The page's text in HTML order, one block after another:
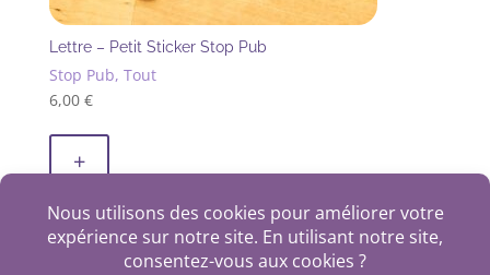
Lettre – Petit Sticker Stop Pub
Stop Pub, Tout
6,00 €
+
1 2 3 →